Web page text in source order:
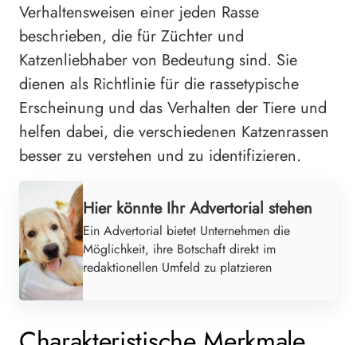
Verhaltensweisen einer jeden Rasse
beschrieben, die für Züchter und
Katzenliebhaber von Bedeutung sind. Sie
dienen als Richtlinie für die rassetypische
Erscheinung und das Verhalten der Tiere und
helfen dabei, die verschiedenen Katzenrassen
besser zu verstehen und zu identifizieren.
Hier könnte Ihr Advertorial stehen
Ein Advertorial bietet Unternehmen die
Möglichkeit, ihre Botschaft direkt im
redaktionellen Umfeld zu platzieren